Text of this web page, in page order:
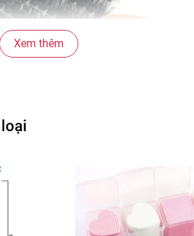
có cung cấp đầy đủ).
Xem thêm